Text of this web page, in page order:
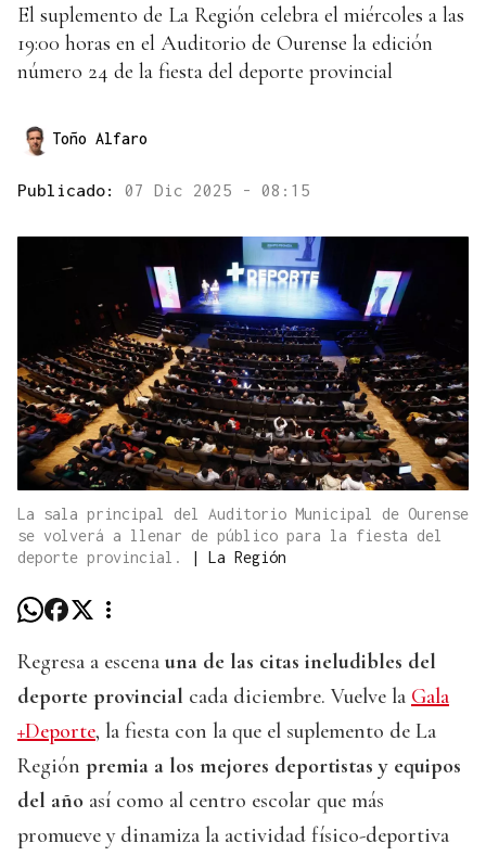
El suplemento de La Región celebra el miércoles a las
19:00 horas en el Auditorio de Ourense la edición
número 24 de la fiesta del deporte provincial
Toño Alfaro
Publicado: 07 Dic 2025 - 08:15
La sala principal del Auditorio Municipal de Ourense
se volverá a llenar de público para la fiesta del
deporte provincial.
| La Región
Regresa a escena una de las citas ineludibles del
deporte provincial cada diciembre. Vuelve la Gala
+Deporte, la fiesta con la que el suplemento de La
Región premia a los mejores deportistas y equipos
del año así como al centro escolar que más
promueve y dinamiza la actividad físico-deportiva